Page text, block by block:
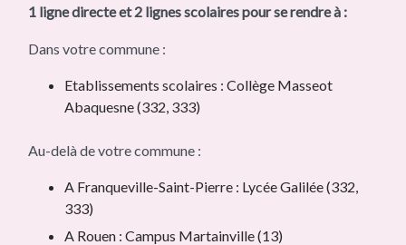
1 ligne directe et 2 lignes scolaires pour se rendre à :
Dans votre commune :
Etablissements scolaires : Collège Masseot
Abaquesne (332, 333)
Au-delà de votre commune :
A Franqueville-Saint-Pierre : Lycée Galilée (332,
333)
A Rouen : Campus Martainville (13)